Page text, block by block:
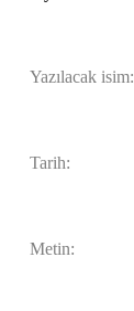
Yazılacak isim:
Tarih:
Metin: